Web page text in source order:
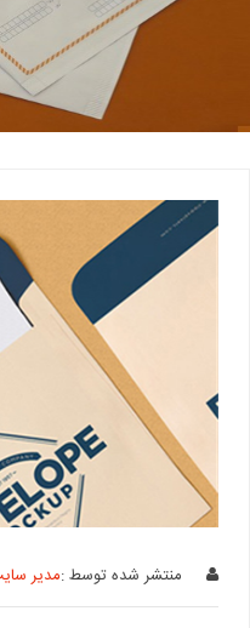
منتشر شده توسط :مدیر